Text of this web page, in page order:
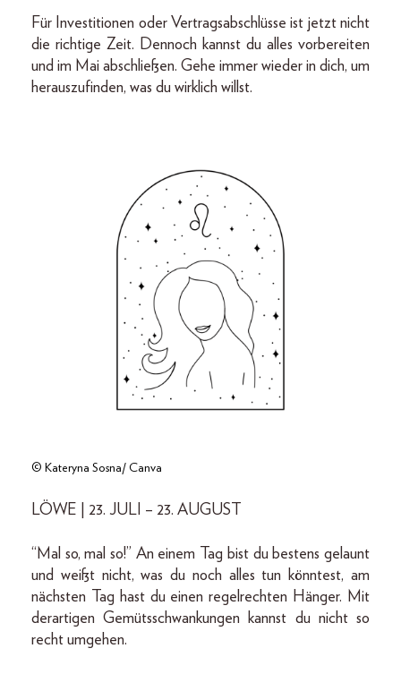
Für Investitionen oder Vertragsabschlüsse ist jetzt nicht
die richtige Zeit. Dennoch kannst du alles vorbereiten
und im Mai abschließen. Gehe immer wieder in dich, um
herauszufinden, was du wirklich willst.
© Kateryna Sosna/ Canva
LÖWE | 23. JULI – 23. AUGUST
“Mal so, mal so!” An einem Tag bist du bestens gelaunt
und weißt nicht, was du noch alles tun könntest, am
nächsten Tag hast du einen regelrechten Hänger. Mit
derartigen Gemütsschwankungen kannst du nicht so
recht umgehen.